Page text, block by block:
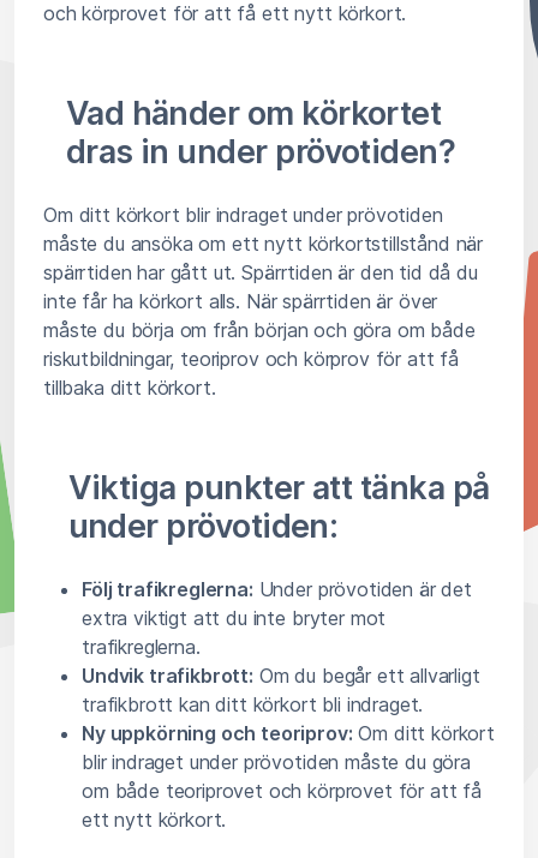
och körprovet för att få ett nytt körkort.
Vad händer om körkortet
dras in under prövotiden?
Om ditt körkort blir indraget under prövotiden
måste du ansöka om ett nytt körkortstillstånd när
spärrtiden har gått ut. Spärrtiden är den tid då du
inte får ha körkort alls. När spärrtiden är över
måste du börja om från början och göra om både
riskutbildningar, teoriprov och körprov för att få
tillbaka ditt körkort.
Viktiga punkter att tänka på
under prövotiden:
Följ trafikreglerna: Under prövotiden är det
extra viktigt att du inte bryter mot
trafikreglerna.
Undvik trafikbrott: Om du begår ett allvarligt
trafikbrott kan ditt körkort bli indraget.
Ny uppkörning och teoriprov: Om ditt körkort
blir indraget under prövotiden måste du göra
om både teoriprovet och körprovet för att få
ett nytt körkort.